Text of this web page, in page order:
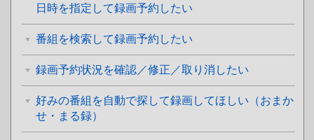
日時を指定して録画予約したい
番組を検索して録画予約したい
録画予約状況を確認／修正／取り消したい
好みの番組を自動で探して録画してほしい（おまか
せ・まる録）